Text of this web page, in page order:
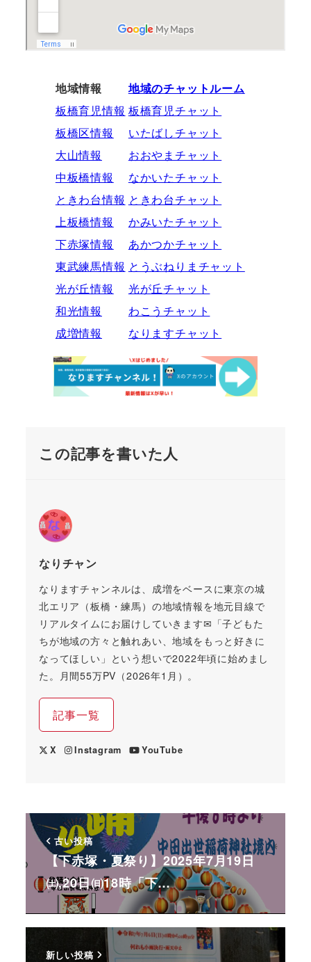
地域情報
地域のチャットルーム
板橋育児情報 板橋育児チャット
板橋区情報
いたばしチャット
大山情報
おおやまチャット
中板橋情報
なかいたチャット
ときわ台情報 ときわ台チャット
上板橋情報
かみいたチャット
下赤塚情報
あかつかチャット
東武練馬情報 とうぶねりまチャット
光が丘情報
光が丘チャット
和光情報
わこうチャット
成増情報
なりますチャット
この記事を書いた人
なりチャン
なりますチャンネルは、成増をベースに東京の城
北エリア（板橋・練馬）の地域情報を地元目線で
リアルタイムにお届けしていきます✉「子どもた
ちが地域の方々と触れあい、地域をもっと好きに
なってほしい」という想いで2022年頃に始めまし
た。月間55万PV（2026年1月）。
記事一覧
X Instagram YouTube
古い投稿
【下赤塚・夏祭り】2025年7月19日
㈯,20日㈰18時「下…
新しい投稿